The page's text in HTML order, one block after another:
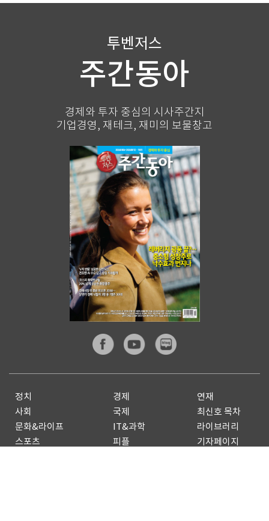
투벤저스
주간동아
경제와 투자 중심의 시사주간지
기업경영, 재테크, 재미의 보물창고
정치 경제
연재
사회
국제
최신호 목차
문화&라이프
IT&과학
라이브러리
스포츠
피플
기자페이지